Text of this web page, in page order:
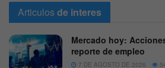
Articulosde interes
Mercado hoy:
reporte de empleo
7 DE AGOSTO DE 2026